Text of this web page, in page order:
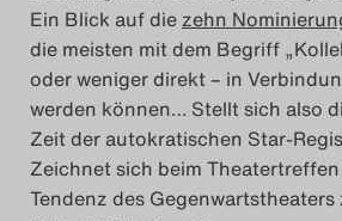
Das
2015
Das
2016
Ein Blick auf diezehn
die meisten mit dem Begriff
oder weniger direkt – in
werden können… Stellt sich also
Zeit der autokratischen Star-
Zeichnet sich beim
Tendenz des Gegenwartstheaters